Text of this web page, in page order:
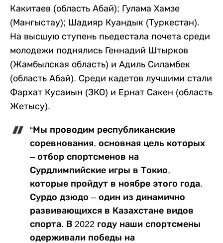
Какитаев (область Абай); Гулама Хамзе
(Мангыстау); Шадияр Куандык (Туркестан).
На высшую ступень пьедестала почета среди
молодежи поднялись Геннадий Штырков
(Жамбылская область) и Адиль Силамбек
(область Абай). Среди кадетов лучшими стали
Фархат Кусаиын (ЗКО) и Ернат Сакен (область
Жетысу).
“Мы проводим республиканские
соревнования, основная цель которых
– отбор спортсменов на
Сурдлимпийские игры в Токио,
которые пройдут в ноябре этого года.
Сурдо дзюдо – один из динамично
развивающихся в Казахстане видов
спорта. В 2022 году наши спортсмены
одерживали победы на